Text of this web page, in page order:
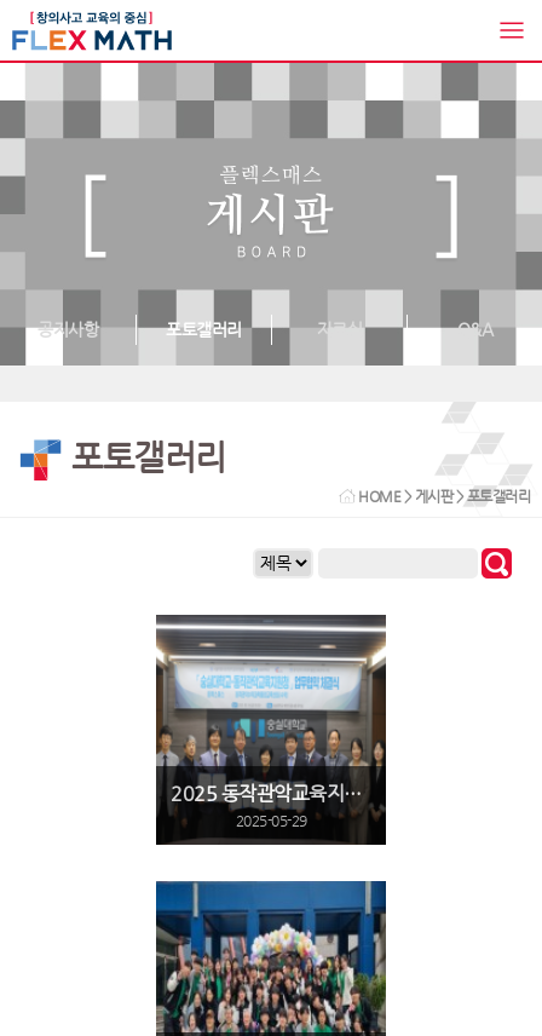
공지사항 포토갤러리 자료실 Q&A
포토갤러리
HOME> 게시판> 포토갤러리
2025 동작관악교육지원청과 지역 교육 발전 위한 업무협약 체결
2025-05-29